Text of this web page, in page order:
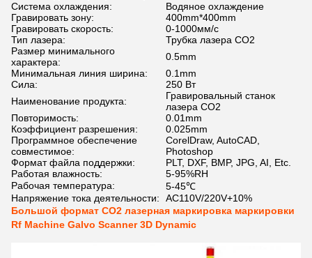
Система охлаждения:
Водяное охлаждение
Гравировать зону:
400mm*400mm
Гравировать скорость:
0-1000мм/с
Тип лазера:
Трубка лазера СО2
Размер минимального
характера:
0.5mm
Минимальная линия ширина:
0.1mm
Сила:
250 Вт
Наименование продукта:
Гравировальный станок
лазера СО2
Повторимость:
0.01mm
Коэффициент разрешения:
0.025mm
Программное обеспечение
совместимое:
CorelDraw, AutoCAD,
Photoshop
Формат файла поддержки:
PLT, DXF, BMP, JPG, AI, Etc.
Работая влажность:
5-95%RH
Рабочая температура:
5-45℃
Напряжение тока деятельности:
AC110V/220V+10%
Большой формат CO2 лазерная маркировка маркировки
Rf Machine Galvo Scanner 3D Dynamic